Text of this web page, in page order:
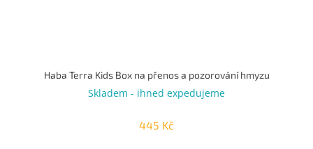
Haba Terra Kids Box na přenos a pozorování hmyzu
Skladem - ihned expedujeme
445 Kč